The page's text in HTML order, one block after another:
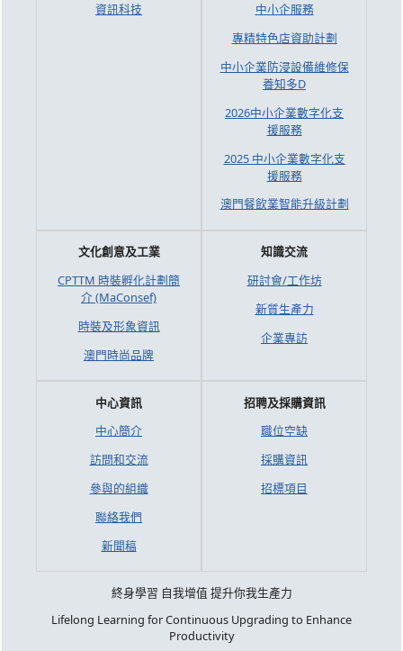
資訊科技
中小企服務
專精特色店資助計劃
中小企業防浸設備維修保
養知多D
2026中小企業數字化支
援服務
2025 中小企業數字化支
援服務
澳門餐飲業智能升級計劃
文化創意及工業
CPTTM 時裝孵化計劃簡
介 (MaConsef)
時裝及形象資訊
澳門時尚品牌
知識交流
研討會/工作坊
新質生產力
企業專訪
中心資訊
中心簡介
訪問和交流
參與的組織
聯絡我們
新聞稿
招聘及採購資訊
職位空缺
採購資訊
招標項目
終身學習 自我增值 提升你我生產力
Lifelong Learning for Continuous Upgrading to Enhance
Productivity